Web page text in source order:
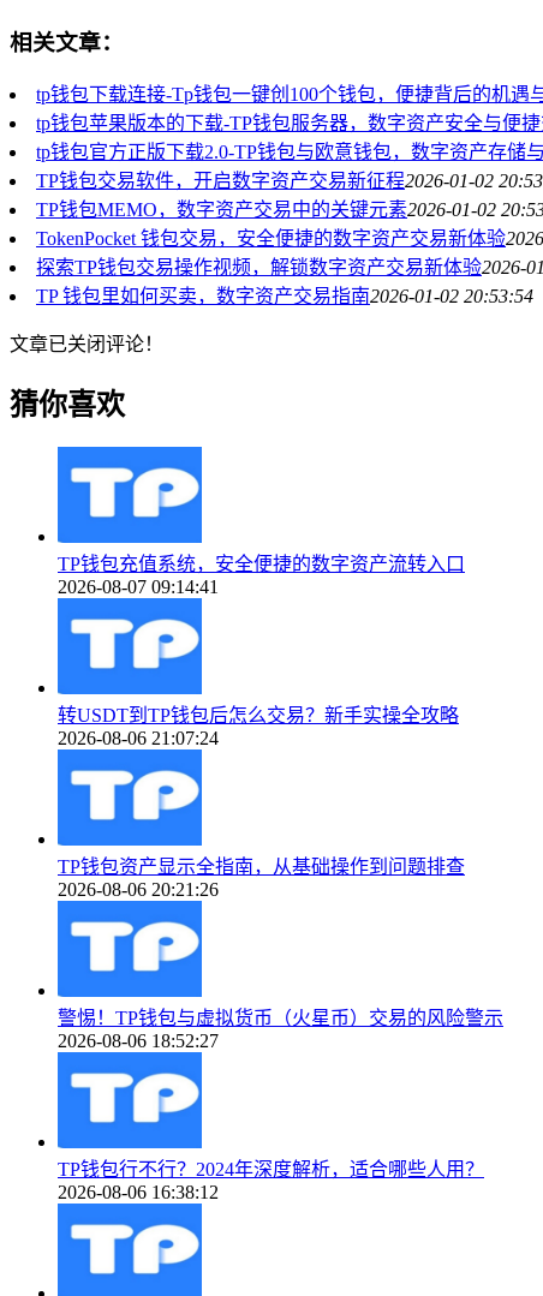
相关文章：
tp钱包下载连接-Tp钱包一键创100个钱包，便捷背后的机遇
tp钱包苹果版本的下载-TP钱包服务器，数字资产安全与便
tp钱包官方正版下载2.0-TP钱包与欧意钱包，数字资产存储
TP钱包交易软件，开启数字资产交易新征程2026-01-02
TP钱包MEMO，数字资产交易中的关键元素2026-01-02
TokenPocket 钱包交易，安全便捷的数字资产交易新体验
探索TP钱包交易操作视频，解锁数字资产交易新体验2026-
TP 钱包里如何买卖，数字资产交易指南2026-01-02 20:53:54
文章已关闭评论！
猜你喜欢
TP钱包充值系统，安全便捷的数字资产流转入口
2026-08-07 09:14:41
转USDT到TP钱包后怎么交易？新手实操全攻略
2026-08-06 21:07:24
TP钱包资产显示全指南，从基础操作到问题排查
2026-08-06 20:21:26
警惕！TP钱包与虚拟货币（火星币）交易的风险警示
2026-08-06 18:52:27
TP钱包行不行？2024年深度解析，适合哪些人用？
2026-08-06 16:38:12